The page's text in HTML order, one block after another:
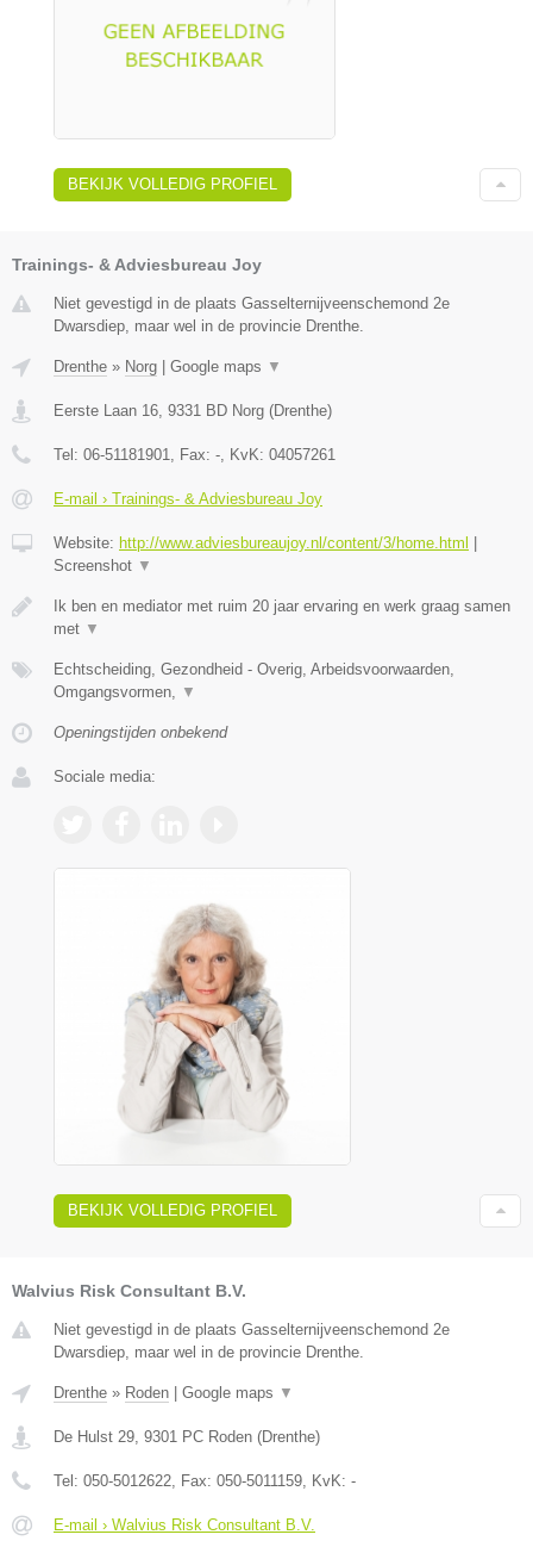
BEKIJK VOLLEDIG PROFIEL
Trainings- & Adviesbureau Joy
Niet gevestigd in de plaats Gasselternijveenschemond 2e
Dwarsdiep, maar wel in de provincie Drenthe.
Drenthe » Norg Google maps ▼
Eerste Laan 16, 9331 BD Norg (Drenthe)
Tel: 06-51181901, Fax: -, KvK: 04057261
E-mail › Trainings- & Adviesbureau Joy
Website: http://www.adviesbureaujoy.nl/content/3/home.html
Screenshot ▼
Ik ben en mediator met ruim 20 jaar ervaring en werk graag samen
met ▼
Echtscheiding, Gezondheid - Overig, Arbeidsvoorwaarden,
Omgangsvormen, ▼
Openingstijden onbekend
Sociale media:
BEKIJK VOLLEDIG PROFIEL
Walvius Risk Consultant B.V.
Niet gevestigd in de plaats Gasselternijveenschemond 2e
Dwarsdiep, maar wel in de provincie Drenthe.
Drenthe » Roden Google maps ▼
De Hulst 29, 9301 PC Roden (Drenthe)
Tel: 050-5012622, Fax: 050-5011159, KvK: -
E-mail › Walvius Risk Consultant B.V.